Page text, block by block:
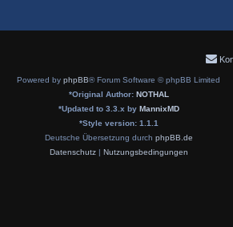
Powered by phpBB® Forum Software © phpBB Limited
*Original Author: NOTHAL
*Updated to 3.3.x by MannixMD
*Style version: 1.1.1
Deutsche Übersetzung durch phpBB.de
Datenschutz| Nutzungsbedingungen